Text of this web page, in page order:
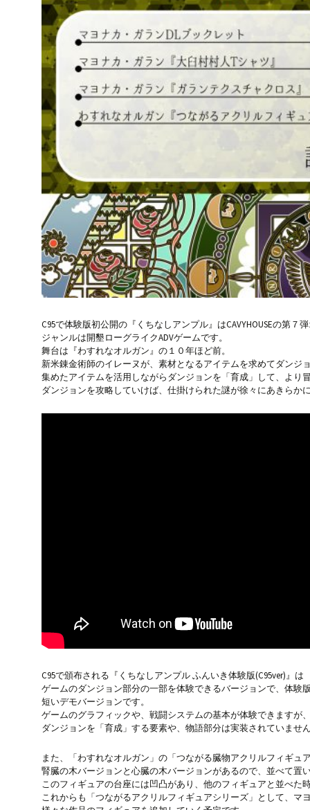
C95で体験版初公開の『くちなしアンプル』はCAVYHOUSEの第７
ジャンルは開墾ローグライクADVゲームです。
舞台は『わすれなオルガン』の１０年ほど前。
新米錬金術師のイレーヌが、素材となるアイテムを求めてダンジ
集めたアイテムを活用しながらダンジョンを「育成」して、より
ダンジョンを攻略していけば、仕掛けられた謎が徐々にあきらか
C95で頒布される『くちなしアンプル ふんいき体験版(C95ver)』は
ゲームのダンジョン部分の一部を体験できるバージョンで、体験
短いデモバージョンです。
ゲームのグラフィックや、戦闘システムの基本が体験できますが
ダンジョンを「育成」する要素や、物語部分は実装されていませ
また、「わすれなオルガン」の「つながる臓物アクリルフィギュ
腎臓の木バージョンと心臓の木バージョンがあるので、並べて置
このフィギュアの台座には凹凸があり、他のフィギュアと並べた
これからも「つながるアクリルフィギュアシリーズ」として、マ